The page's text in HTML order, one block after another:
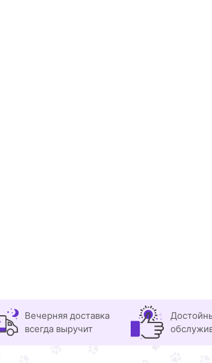
Вечерняя доставка
всегда выручит